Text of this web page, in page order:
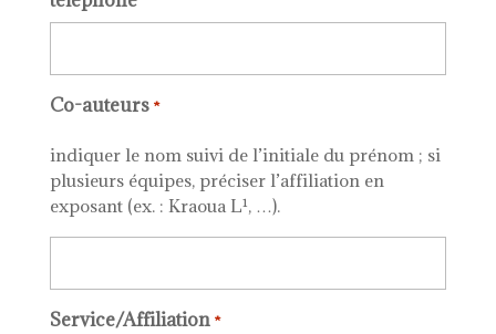
Co-auteurs *
indiquer le nom suivi de l’initiale du prénom ; si
plusieurs équipes, préciser l’affiliation en
exposant (ex. : Kraoua L¹, …).
Service/Affiliation *